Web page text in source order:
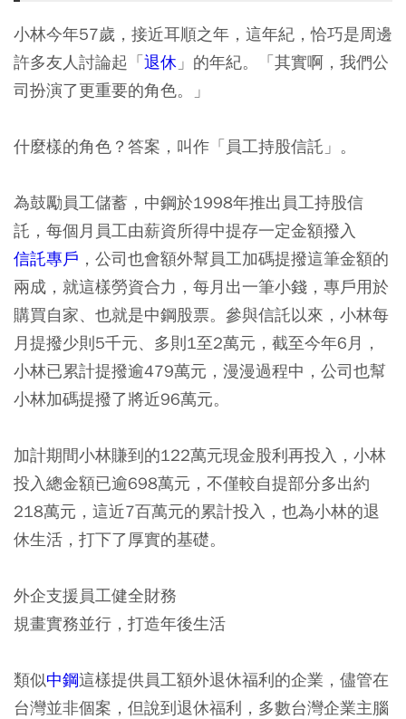
小林今年57歲，接近耳順之年，這年紀，恰巧是周邊
許多友人討論起「退休 」的年紀。「其實啊，我們公
司扮演了更重要的角色。」
什麼樣的角色？答案，叫作「員工持股信託」。
為鼓勵員工儲蓄，中鋼於1998年推出員工持股信
託，每個月員工由薪資所得中提存一定金額撥入
信託專戶 ，公司也會額外幫員工加碼提撥這筆金額的
兩成，就這樣勞資合力，每月出一筆小錢，專戶用於
購買自家、也就是中鋼股票。參與信託以來，小林每
月提撥少則5千元、多則1至2萬元，截至今年6月，
小林已累計提撥逾479萬元，漫漫過程中，公司也幫
小林加碼提撥了將近96萬元。
加計期間小林賺到的122萬元現金股利再投入，小林
投入總金額已逾698萬元，不僅較自提部分多出約
218萬元，這近7百萬元的累計投入，也為小林的退
休生活，打下了厚實的基礎。
外企支援員工健全財務
規畫實務並行，打造年後生活
類似中鋼這樣提供員工額外退休福利的企業，儘管在
台灣並非個案，但說到退休福利，多數台灣企業主腦